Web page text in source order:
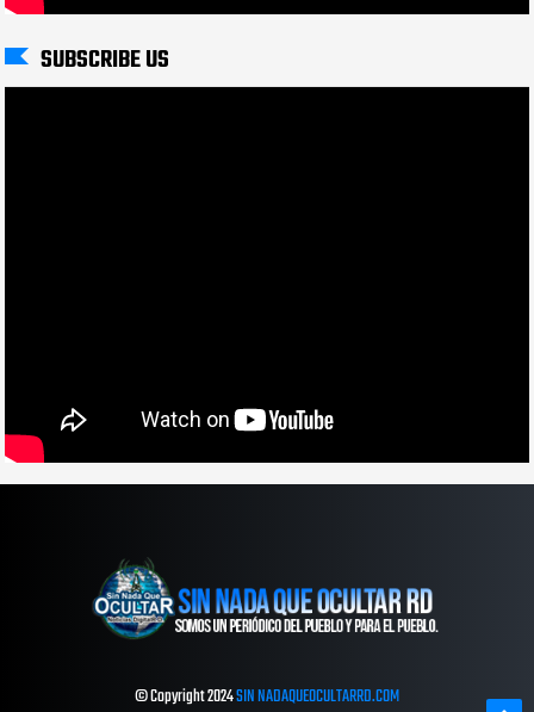
SUBSCRIBE US
© Copyright 2024SIN NADAQUEOCULTARRD.COM